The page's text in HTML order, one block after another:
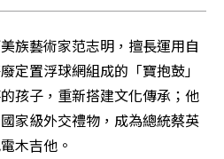
族藝術家范志明，擅長運用自
定置浮球網組成的「寶抱鼓」
孩子，重新搭建文化傳承；他
家級外交禮物，成為總統蔡英
木吉他。